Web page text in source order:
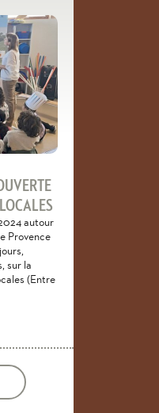
autour
Provence
sur la
(Entre